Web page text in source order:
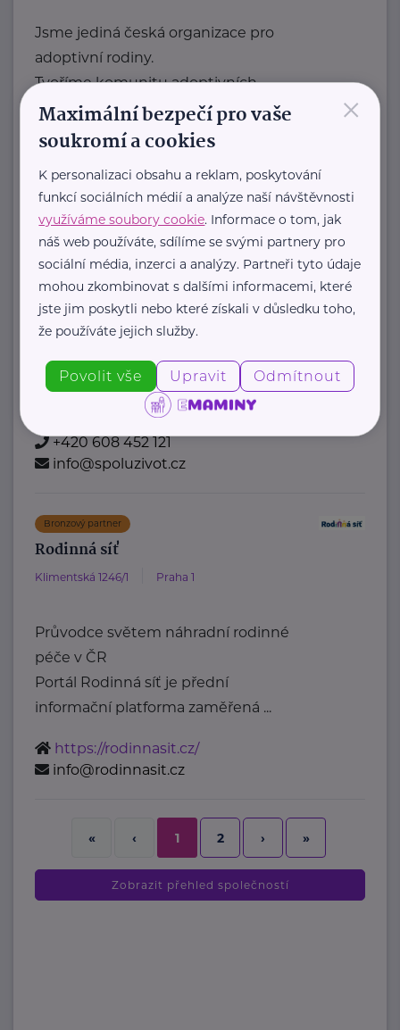
Jsme jediná česká organizace pro
adoptivní rodiny.
Tvoříme komunitu adoptivních
rodičů, která sdílí radosti, ...
https://laskyplnanaruc.cz/
+420 724 943 794
info@laskyplnanaruc.cz
Nadační fond SPOLUŽIVOT
Praha 4
Nadační fond SPOLUŽIVOT propaguje
dětských domovů se zájemci ...
https://www.spoluzivot.cz/
+420 608 452 121
info@spoluzivot.cz
Bronzový partner
Rodinná síť
Klimentská 1246/1 Praha 1
Průvodce světem náhradní rodinné
péče v ČR
Portál Rodinná síť je přední
informační platforma zaměřená ...
https://rodinnasit.cz/
info@rodinnasit.cz
« ‹ 1 2 › »
Zobrazit přehled společností
×
Maximální bezpečí pro vaše
soukromí a cookies
K personalizaci obsahu a reklam, poskytování
funkcí sociálních médií a analýze naší návštěvnosti
využíváme soubory cookie. Informace o tom, jak
náš web používáte, sdílíme se svými partnery pro
sociální média, inzerci a analýzy. Partneři tyto údaje
mohou zkombinovat s dalšími informacemi, které
jste jim poskytli nebo které získali v důsledku toho,
že používáte jejich služby.
Povolit vše Upravit Odmítnout